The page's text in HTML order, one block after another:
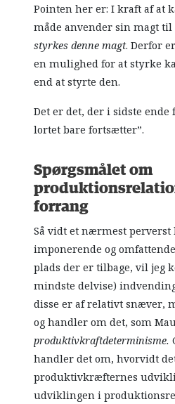
Pointen her er: I kraft af at
måde anvender sin magt til
styrkes denne magt. Derfor
en mulighed for at styrke
end at styrte den.
Det er det, der i sidste
lortet bare fortsætter”.
Spørgsmålet om
forrang
Så vidt et nærmest perverst
imponerende og
plads der er tilbage, vil jeg
mindste delvise)
disse er af relativt snæver,
og handler om det, som
produktivkraftdeterminisme.
handler det om, hvorvidt
produktivkræfternes
udviklingen i